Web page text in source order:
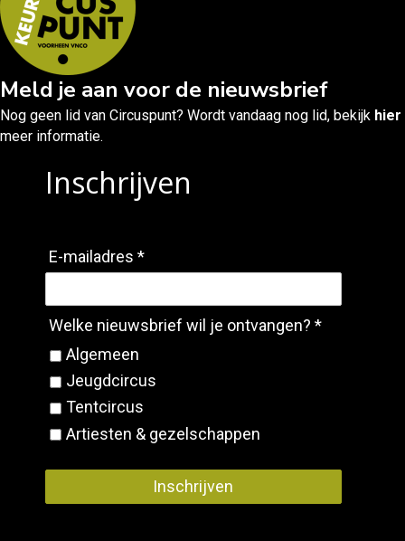
Meld je aan voor de nieuwsbrief
Nog geen lid van Circuspunt? Wordt vandaag nog lid, bekijk hier
meer informatie.
Inschrijven
E-mailadres *
Welke nieuwsbrief wil je ontvangen? *
Algemeen
Jeugdcircus
Tentcircus
Artiesten & gezelschappen
Inschrijven